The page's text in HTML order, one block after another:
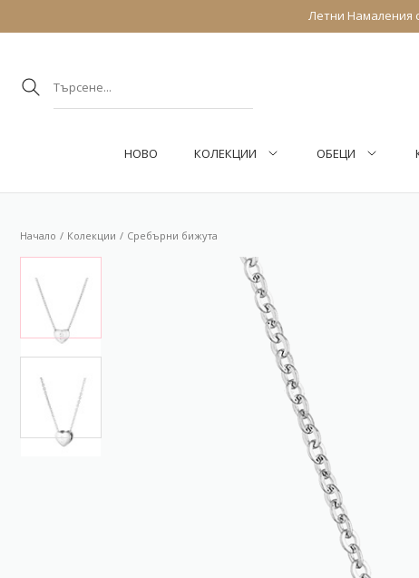
Летни Намаления
НОВО КОЛЕКЦИИ ОБEЦИ
Начало Колекции Сребърни бижута